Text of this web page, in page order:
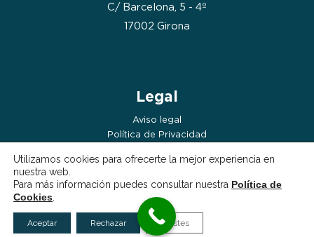
C/ Barcelona, 5 - 4º
17002 Girona
Legal
Aviso legal
Política de Privacidad
Copyright © 2026 | Clínica Image
Utilizamos cookies para ofrecerte la mejor experiencia en
nuestra web.
Para más información puedes consultar nuestra Política de
Cookies
Aceptar Rechazar Ajustes